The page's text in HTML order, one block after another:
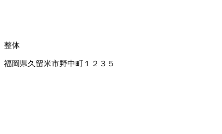
整体
福岡県久留米市野中町１２３５